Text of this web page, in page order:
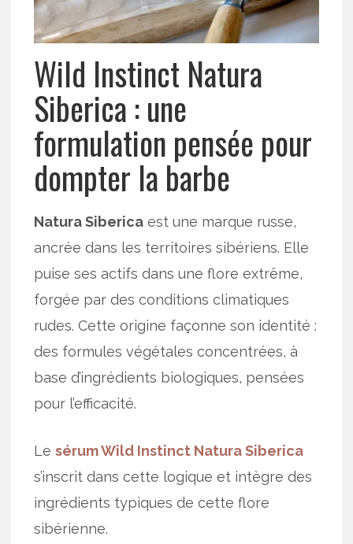
Wild Instinct Natura
Siberica : une
formulation pensée pour
dompter la barbe
Natura Siberica est une marque russe,
ancrée dans les territoires sibériens. Elle
puise ses actifs dans une flore extrême,
forgée par des conditions climatiques
rudes. Cette origine façonne son identité :
des formules végétales concentrées, à
base d’ingrédients biologiques, pensées
pour l’efficacité.
Lesérum Wild Instinct Natura Siberica
s’inscrit dans cette logique et intègre des
ingrédients typiques de cette flore
sibérienne.